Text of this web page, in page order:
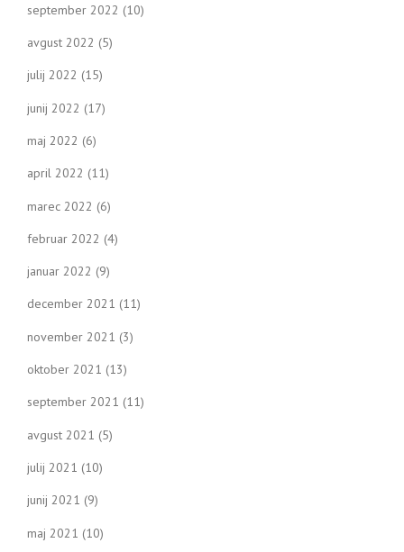
september 2022 (10)
avgust 2022 (5)
julij 2022 (15)
junij 2022 (17)
maj 2022 (6)
april 2022 (11)
marec 2022 (6)
februar 2022 (4)
januar 2022 (9)
december 2021 (11)
november 2021 (3)
oktober 2021 (13)
september 2021 (11)
avgust 2021 (5)
julij 2021 (10)
junij 2021 (9)
maj 2021 (10)